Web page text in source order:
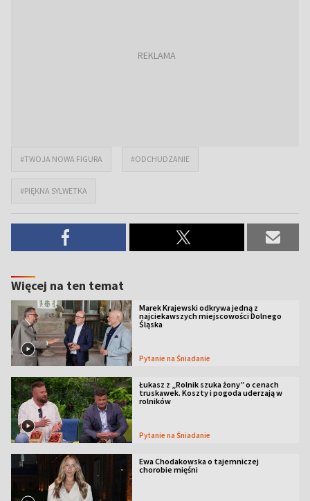
#TWOJA NOWA FIGURA #ODCHUDZANIE
#PIĘKNA SYLWETKA
Więcej na ten temat
Marek Krajewski odkrywa jedną z
najciekawszych miejscowości Dolnego
Śląska
Pytanie na Śniadanie
Łukasz z „Rolnik szuka żony” o cenach
truskawek. Koszty i pogoda uderzają w
rolników
Pytanie na Śniadanie
Ewa Chodakowska o tajemniczej
chorobie mięśni